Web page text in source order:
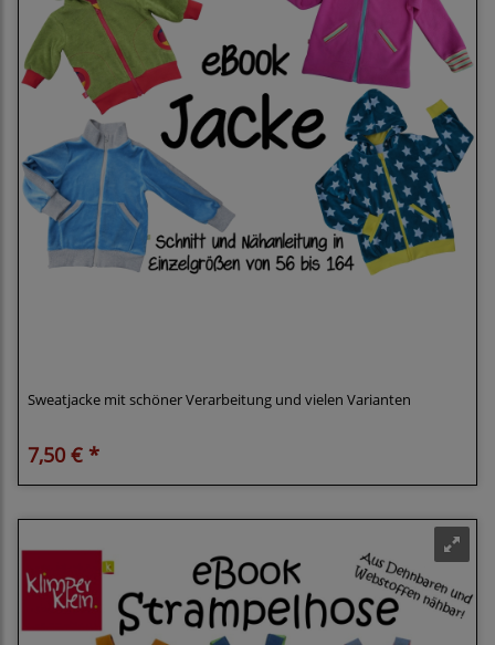
Sweatjacke mit schöner Verarbeitung und vielen Varianten
7,50 € *